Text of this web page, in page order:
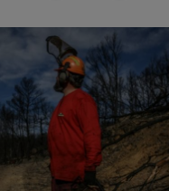
Facebook
(nouvelle
fenêtre)
Twitter
(nouvelle
fenêtre)
Agrandir
l'image